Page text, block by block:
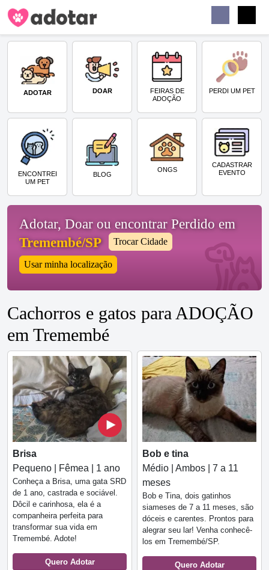
ADOTAR DOAR
FEIRAS DE
ADOÇÃO
PERDI UM PET
ENCONTREI
UM PET
BLOG
ONGS
CADASTRAR
EVENTO
Adotar, Doar ou encontrar Perdido em
Tremembé/SP
Trocar Cidade
Usar minha localização
Cachorros e gatos para ADOÇÃO
em Tremembé
Brisa
Pequeno | Fêmea | 1 ano
Conheça a Brisa, uma gata SRD
de 1 ano, castrada e sociável.
Dôcil e carinhosa, ela é a
companheira perfeita para
transformar sua vida em
Tremembé. Adote!
Quero Adotar
Bob e tina
Médio | Ambos | 7 a 11
meses
Bob e Tina, dois gatinhos
siameses de 7 a 11 meses, são
dóceis e carentes. Prontos para
alegrar seu lar! Venha conhecê-
los em Tremembé/SP.
Quero Adotar